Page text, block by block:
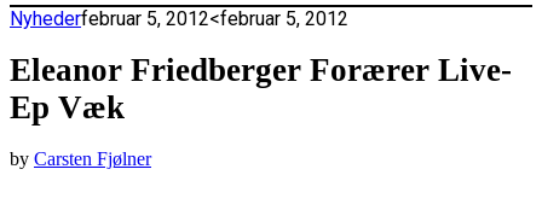
Nyhederfebruar 5, 2012<februar 5, 2012
Eleanor Friedberger Forærer Live-
Ep Væk
by Carsten Fjølner